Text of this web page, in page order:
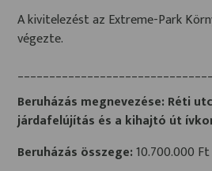
A kivitelezést az Extreme-Park
végezte.
Beruházás megnevezése: Réti
járdafelújítás és a kihajtó út
Beruházás összege:10.700.000 Ft